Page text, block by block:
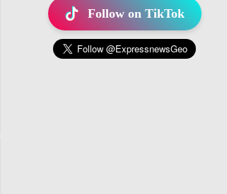
Follow on TikTok